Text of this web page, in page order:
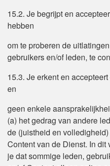
15.2. Je begrijpt en
hebben
om te proberen de
gebruikers en/of leden, te
15.3. Je erkent en
en
geen enkele
(a) het gedrag van andere
de (juistheid en
Content van de Dienst. In
je dat sommige leden,